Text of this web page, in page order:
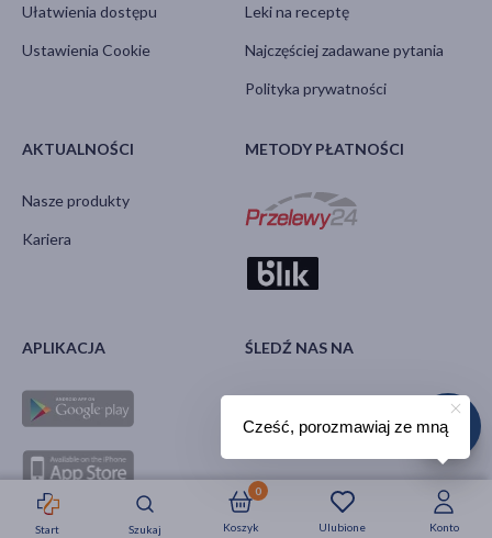
Start Szukaj Ulubione
Koszyk
0
Konto
Ułatwienia dostępu
Ustawienia Cookie
Leki na receptę
Najczęściej zadawane pytania
Polityka prywatności
AKTUALNOŚCI
Nasze produkty
Kariera
METODY PŁATNOŚCI
APLIKACJA ŚLEDŹ NAS NA
Cześć, porozmawiaj ze mną